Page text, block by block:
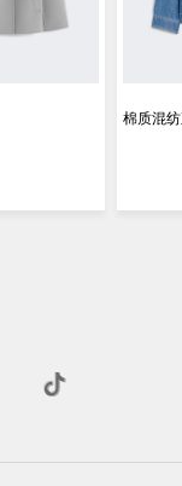
棉质混